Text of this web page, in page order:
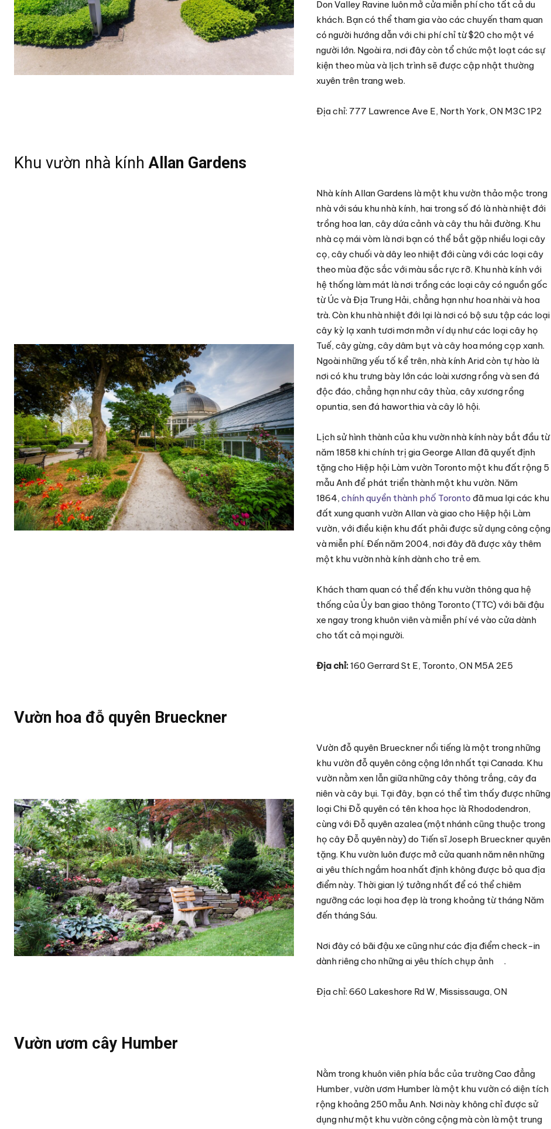
Don Valley Ravine luôn mở cửa miễn phí cho tất cả du
khách. Bạn có thể tham gia vào các chuyến tham quan
có người hướng dẫn với chi phí chỉ từ $20 cho một vé
người lớn. Ngoài ra, nơi đây còn tổ chức một loạt các sự
kiện theo mùa và lịch trình sẽ được cập nhật thường
xuyên trên trang web.
Địa chỉ: 777 Lawrence Ave E, North York, ON M3C 1P2
Khu vườn nhà kính Allan Gardens
Nhà kính Allan Gardens là một khu vườn thảo mộc trong
nhà với sáu khu nhà kính, hai trong số đó là nhà nhiệt đới
trồng hoa lan, cây dứa cảnh và cây thu hải đường. Khu
nhà cọ mái vòm là nơi bạn có thể bắt gặp nhiều loại cây
cọ, cây chuối và dây leo nhiệt đới cùng với các loại cây
theo mùa đặc sắc với màu sắc rực rỡ. Khu nhà kính với
hệ thống làm mát là nơi trồng các loại cây có nguồn gốc
từ Úc và Địa Trung Hải, chẳng hạn như hoa nhài và hoa
trà. Còn khu nhà nhiệt đới lại là nơi có bộ sưu tập các loại
cây kỳ lạ xanh tươi mơn mởn ví dụ như các loại cây họ
Tuế, cây gừng, cây dâm bụt và cây hoa móng cọp xanh.
Ngoài những yếu tố kể trên, nhà kính Arid còn tự hào là
nơi có khu trưng bày lớn các loài xương rồng và sen đá
độc đáo, chẳng hạn như cây thùa, cây xương rồng
opuntia, sen đá haworthia và cây lô hội.
Lịch sử hình thành của khu vườn nhà kính này bắt đầu từ
năm 1858 khi chính trị gia George Allan đã quyết định
tặng cho Hiệp hội Làm vườn Toronto một khu đất rộng 5
mẫu Anh để phát triển thành một khu vườn. Năm
1864,chính quyền thành phố Toronto đã mua lại các khu
đất xung quanh vườn Allan và giao cho Hiệp hội Làm
vườn, với điều kiện khu đất phải được sử dụng công cộng
và miễn phí. Đến năm 2004, nơi đây đã được xây thêm
một khu vườn nhà kính dành cho trẻ em.
Khách tham quan có thể đến khu vườn thông qua hệ
thống của Ủy ban giao thông Toronto (TTC) với bãi đậu
xe ngay trong khuôn viên và miễn phí vé vào cửa dành
cho tất cả mọi người.
Địa chỉ:160 Gerrard St E, Toronto, ON M5A 2E5
Vườn hoa đỗ quyên Brueckner
Vườn đỗ quyên Brueckner nổi tiếng là một trong những
khu vườn đỗ quyên công cộng lớn nhất tại Canada. Khu
vườn nằm xen lẫn giữa những cây thông trắng, cây đa
niên và cây bụi. Tại đây, bạn có thể tìm thấy được những
loại Chi Đỗ quyên có tên khoa học là Rhododendron,
cùng với Đỗ quyên azalea (một nhánh cũng thuộc trong
họ cây Đỗ quyên này) do Tiến sĩ Joseph Brueckner quyên
tặng. Khu vườn luôn được mở cửa quanh năm nên những
ai yêu thích ngắm hoa nhất định không được bỏ qua địa
điểm này. Thời gian lý tưởng nhất để có thể chiêm
ngưỡng các loại hoa đẹp là trong khoảng từ tháng Năm
đến tháng Sáu.
Nơi đây có bãi đậu xe cũng như các địa điểm check-in
dành riêng cho những ai yêu thích chụp ảnh .
Địa chỉ: 660 Lakeshore Rd W, Mississauga, ON
Vườn ươm cây Humber
Nằm trong khuôn viên phía bắc của trường Cao đẳng
Humber, vườn ươm Humber là một khu vườn có diện tích
rộng khoảng 250 mẫu Anh. Nơi này không chỉ được sử
dụng như một khu vườn công cộng mà còn là một trung